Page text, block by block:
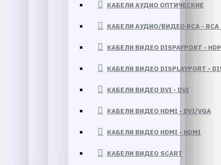
КАБЕЛИ АУДИО ОПТИЧЕСКИЕ
КАБЕЛИ АУДИО/ВИДЕО RCA - RCA
КАБЕЛИ ВИДЕО DISPAYPORT -
КАБЕЛИ ВИДЕО DISPLAYPORT -
КАБЕЛИ ВИДЕО DVI - DVI
КАБЕЛИ ВИДЕО HDMI - DVI/VGA
КАБЕЛИ ВИДЕО HDMI - HDMI
КАБЕЛИ ВИДЕО SCART